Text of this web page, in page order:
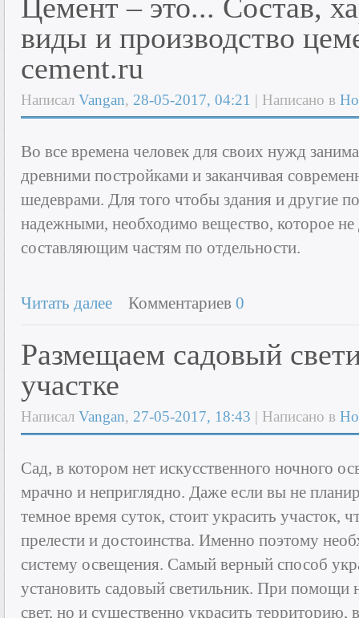
Цемент – это... Состав,
виды и производство
cement.ru
Написал Vangan, 28-05-2017, 04:21 | Написано в
Во все времена человек для своих нужд
древними постройками и заканчивая
шедеврами. Для того чтобы здания и другие
надежными, необходимо вещество, которое не
составляющим частям по отдельности.
Читать далее Комментариев 0
Размещаем садовый
участке
Написал Vangan, 27-05-2017, 18:43 | Написано в
Сад, в котором нет искусственного ночного
мрачно и неприглядно. Даже если вы не
темное время суток, стоит украсить участок,
прелести и достоинства. Именно поэтому
систему освещения. Самый верный способ
установить садовый светильник. При помощи
свет, но и существенно украсить территорию,